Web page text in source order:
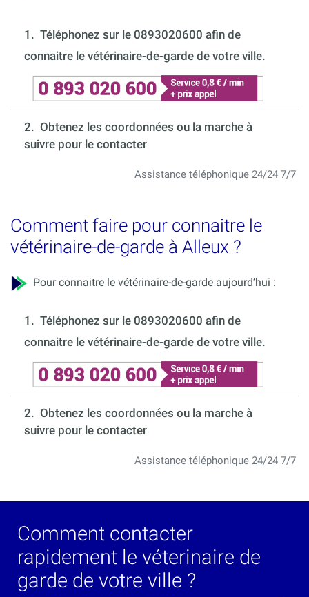
1. Téléphonez sur le 0893020600 afin de
connaitre le vétérinaire-de-garde de votre ville.
2. Obtenez les coordonnées ou la marche à
suivre pour le contacter
Assistance téléphonique 24/24 7/7
Comment faire pour connaitre le
vétérinaire-de-garde à Alleux ?
Pour connaitre le vétérinaire-de-garde aujourd’hui :
1. Téléphonez sur le 0893020600 afin de
connaitre le vétérinaire-de-garde de votre ville.
2. Obtenez les coordonnées ou la marche à
suivre pour le contacter
Assistance téléphonique 24/24 7/7
Comment contacter
rapidement le véterinaire de
garde de votre ville ?